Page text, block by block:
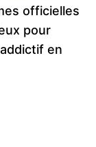
officielles
pour
en